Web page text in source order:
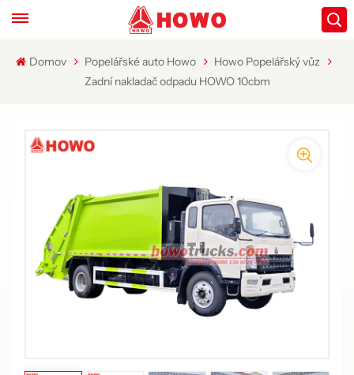
Domov Popelářské auto Howo
Howo Popelářský vůz
Zadní nakladač odpadu HOWO 10cbm